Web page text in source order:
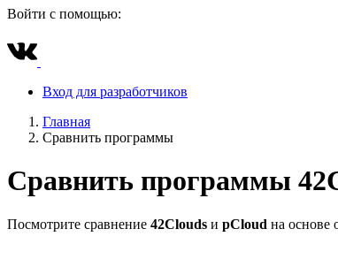
Войти с помощью:
Вход для разработчиков
Главная
Сравнить программы
Сравнить программы
Посмотрите сравнение 42Clouds и pCloud на основе